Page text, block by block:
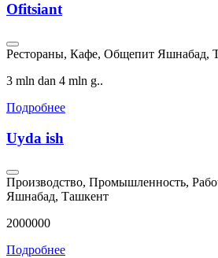
Ofitsiant
Рестораны, Кафе, Общепит Яшнабад,
3 mln dan 4 mln g..
Подробнее
Uyda ish
Производство, Промышленность,
Яшнабад, Ташкент
2000000
Подробнее